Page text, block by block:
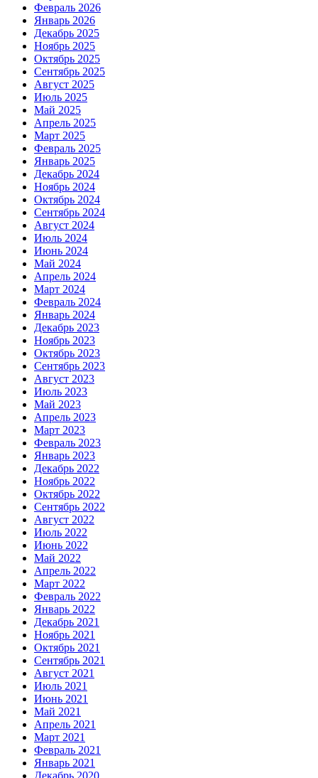
Февраль 2026
Январь 2026
Декабрь 2025
Ноябрь 2025
Октябрь 2025
Сентябрь 2025
Август 2025
Июль 2025
Май 2025
Апрель 2025
Март 2025
Февраль 2025
Январь 2025
Декабрь 2024
Ноябрь 2024
Октябрь 2024
Сентябрь 2024
Август 2024
Июль 2024
Июнь 2024
Май 2024
Апрель 2024
Март 2024
Февраль 2024
Январь 2024
Декабрь 2023
Ноябрь 2023
Октябрь 2023
Сентябрь 2023
Август 2023
Июль 2023
Май 2023
Апрель 2023
Март 2023
Февраль 2023
Январь 2023
Декабрь 2022
Ноябрь 2022
Октябрь 2022
Сентябрь 2022
Август 2022
Июль 2022
Июнь 2022
Май 2022
Апрель 2022
Март 2022
Февраль 2022
Январь 2022
Декабрь 2021
Ноябрь 2021
Октябрь 2021
Сентябрь 2021
Август 2021
Июль 2021
Июнь 2021
Май 2021
Апрель 2021
Март 2021
Февраль 2021
Январь 2021